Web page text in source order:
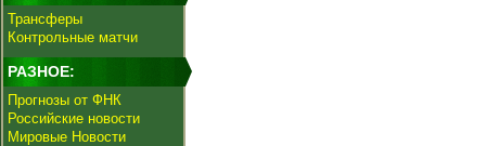
Трансферы
Контрольные матчи
РАЗНОЕ:
Прогнозы от ФНК
Российские новости
Мировые Новости